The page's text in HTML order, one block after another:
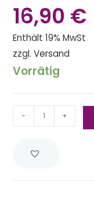
16,90 €
Enthält 19% MwSt
zzgl.Versand
Vorrätig
- +